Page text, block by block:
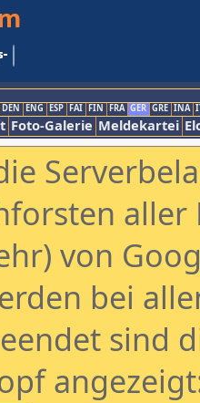
DEN ENG ESP FAI FIN FRA GER GRE INA
Foto-Galerie Meldekartei
aller
von
bei
sind